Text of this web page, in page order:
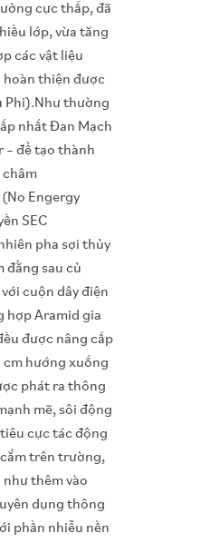
cực thấp, đã
lớp, vừa tăng
các vật liệu
hoàn thiện được
Phi).Như thường
nhất Đan Mạch
– để tạo thành
châm
Engergy
SEC
pha sợi thủy
đằng sau củ
cuộn dây điện
hợp Aramid gia
được nâng cấp
cm hướng xuống
phát ra thông
mẽ, sôi động
cực tác động
trên trường,
thêm vào
dụng thông
phần nhiễu nền